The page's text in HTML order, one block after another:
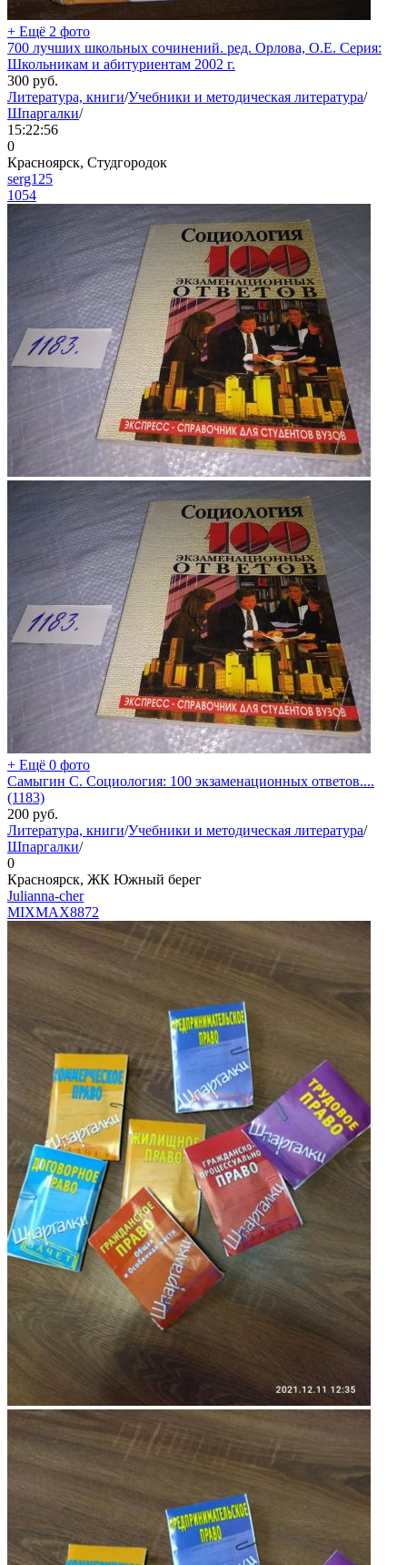
+ Ещё 2 фото
700 лучших школьных сочинений. ред. Орлова, О.Е. Серия:
Школьникам и абитуриентам 2002 г.
300 руб.
Литература, книги/Учебники и методическая литература/
Шпаргалки/
15:22:56
0
Красноярск, Студгородок
serg125
1054
+ Ещё 0 фото
Самыгин С. Социология: 100 экзаменационных ответов....
(1183)
200 руб.
Литература, книги/Учебники и методическая литература/
Шпаргалки/
0
Красноярск, ЖК Южный берег
Julianna-cher
MIXMAX8872